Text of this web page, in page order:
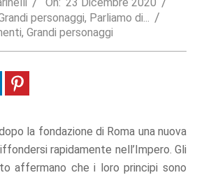
personaggi, Parliamo di...
, Grandi personaggi
la fondazione di Roma una nuova
rapidamente nell’Impero. Gli
affermano che i loro principi sono